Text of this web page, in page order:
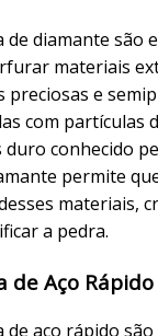
de diamante são
materiais
e
com partículas
conhecido
permite
materiais,
a pedra.
de Aço Rápido
de aço rápido